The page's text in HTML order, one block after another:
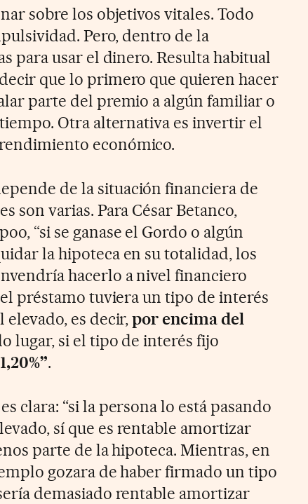
sobre los objetivos vitales. Todo
Pero, dentro de la
para usar el dinero. Resulta habitual
que lo primero que quieren hacer
parte del premio a algún familiar o
Otra alternativa es invertir el
económico.
de la situación financiera de
son varias. Para César Betanco,
“si se ganase el Gordo o algún
la hipoteca en su totalidad, los
hacerlo a nivel financiero
préstamo tuviera un tipo de interés
es decir,por encima del
lugar, si el tipo de interés fijo
.
clara: “si la persona lo está pasando
sí que es rentable amortizar
parte de la hipoteca. Mientras, en
gozara de haber firmado un tipo
demasiado rentable amortizar